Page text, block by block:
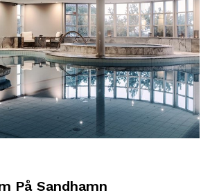
På Sandhamn